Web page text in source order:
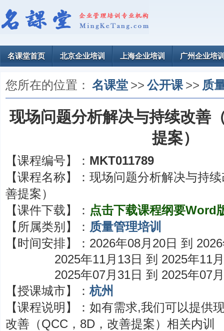
名课堂首页 北京企业培训 上海企业培训 广州企业培
您所在的位置： 名课堂 >> 公开课 >> 质
现场问题分析解决与持续改善
提案）
【课程编号】： MKT011789
【课程名称】： 现场问题分析解决与持
善提案）
【课件下载】： 点击下载课程纲要Word
【所属类别】： 质量管理培训
【时间安排】： 2026年08月20日 到
2025年11月13日 到 2025年11
2025年07月31日 到 2025年07
【授课城市】：杭州
【课程说明】： 如有需求,我们可以提供
改善（QCC，8D，改善提案）相关内训